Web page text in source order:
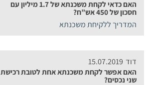
האם כדאי לקחת משכנתא של 1.7 מיליון עם
חסכון של 450 אש”ח?
המדריך ללקיחת משכנתא
דוד 15.07.2019
האם אפשר לקחת משכנתא אחת לטובת רכישת
שני נכסים?